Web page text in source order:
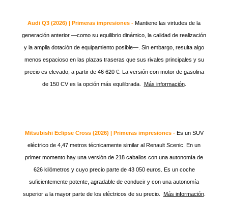
Audi Q3 (2026) | Primeras impresiones - Mantiene las virtudes de la
generación anterior —como su equilibrio dinámico, la calidad de realización
y la amplia dotación de equipamiento posible—. Sin embargo, resulta algo
menos espacioso en las plazas traseras que sus rivales principales y su
precio es elevado, a partir de 46 620 €. La versión con motor de gasolina
de 150 CV es la opción más equilibrada. Más información.
Mitsubishi Eclipse Cross (2026) | Primeras impresiones - Es un SUV
eléctrico de 4,47 metros técnicamente similar al Renault Scenic. En un
primer momento hay una versión de 218 caballos con una autonomía de
626 kilómetros y cuyo precio parte de 43 050 euros. Es un coche
suficientemente potente, agradable de conducir y con una autonomía
superior a la mayor parte de los eléctricos de su precio. Más información.